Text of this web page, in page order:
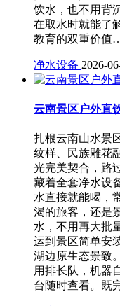
饮水，也不用背
在取水时就能了
教育的双重价值
净水设备 2026-
云南景区户外直
扎根云南山水景
纹样、民族雕花
光完美契合，路
藏着全套净水设
水直接就能喝，
渴的旅客，还是
水，不用再大批
运到景区简单安
湖边原生态景致
用排长队，机器
台随时查看。既